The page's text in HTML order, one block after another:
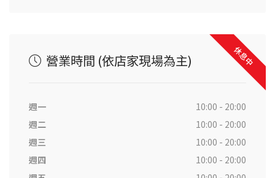
休息中
營業時間 (依店家現場為主)
週一
10:00 - 20:00
週二
10:00 - 20:00
週三
10:00 - 20:00
週四
10:00 - 20:00